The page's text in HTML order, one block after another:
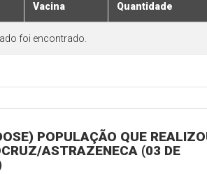
Vacina Quantidade
foi encontrado.
POPULAÇÃO QUE
ASTRAZENECA (03 DE